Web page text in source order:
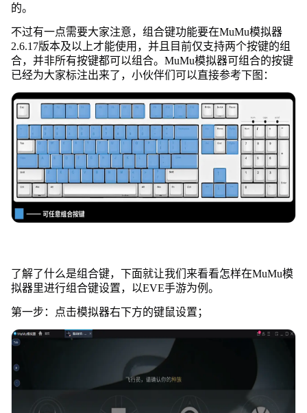
的。
不过有一点需要大家注意，组合键功能要在MuMu模拟器
2.6.17版本及以上才能使用，并且目前仅支持两个按键的组
合，并非所有按键都可以组合。MuMu模拟器可组合的按键
已经为大家标注出来了，小伙伴们可以直接参考下图：
了解了什么是组合键，下面就让我们来看看怎样在MuMu模
拟器里进行组合键设置，以EVE手游为例。
第一步：点击模拟器右下方的键鼠设置；